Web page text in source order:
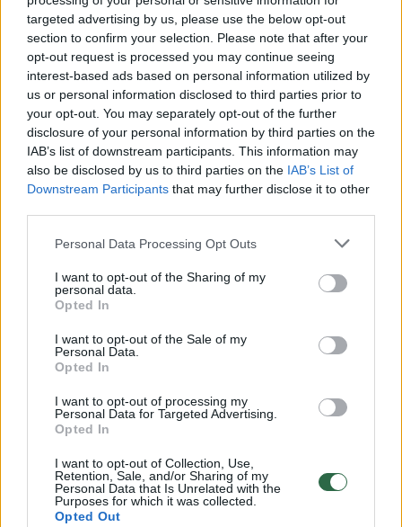
targeted advertising by us, please use the below opt-out
section to confirm your selection. Please note that after your
opt-out request is processed you may continue seeing
interest-based ads based on personal information utilized by
us or personal information disclosed to third parties prior to
your opt-out. You may separately opt-out of the further
disclosure of your personal information by third parties on the
IAB’s list of downstream participants. This information may
also be disclosed by us to third parties on the IAB’s List of
Downstream Participants that may further disclose it to other
Personal Data Processing Opt Outs
I want to opt-out of the Sharing of my
personal data.
Opted In
I want to opt-out of the Sale of my
Personal Data.
Opted In
I want to opt-out of processing my
Personal Data for Targeted Advertising.
Opted In
I want to opt-out of Collection, Use,
Retention, Sale, and/or Sharing of my
Personal Data that Is Unrelated with the
Purposes for which it was collected.
Opted Out
00:01:07
Atlantos zoologijos sode dėl nežinomų priežasčių
nugaišo seniausias pasaulyje gorilos patinas
Žinios | Pasaulis
00:00:50
Puošiasi ne tik žmonės: orangutanė nė nesuabejojo, ką
daryti su rastais saulės akiniais
Siekiant paraginti skiepijimą, Filipinai ėmėsi neeilinio
sprendimo: vakcinacijos centrą atidarė zoologijos
Žinios | Pasaulis
00:00:32
Peru zoologijos sode – sensacija: lankytojų dėmesį
patraukė du nykstantys leopardai
Išvyskite: pirmieji nykstančios tigrų rūšies jauniklio